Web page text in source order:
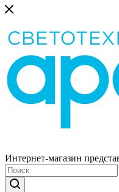
Интернет-магазин